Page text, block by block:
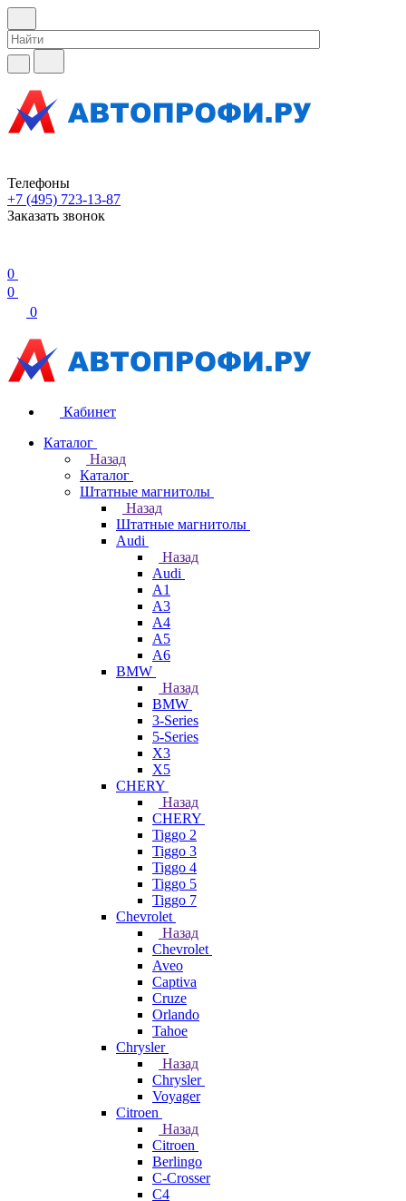
Телефоны
+7 (495) 723-13-87
Заказать звонок
0
0
0
Кабинет
Каталог
Назад
Каталог
Штатные магнитолы
Назад
Штатные магнитолы
Audi
Назад
Audi
A1
A3
A4
A5
A6
BMW
Назад
BMW
3-Series
5-Series
X3
X5
CHERY
Назад
CHERY
Tiggo 2
Tiggo 3
Tiggo 4
Tiggo 5
Tiggo 7
Chevrolet
Назад
Chevrolet
Aveo
Captiva
Cruze
Orlando
Tahoe
Chrysler
Назад
Chrysler
Voyager
Citroen
Назад
Citroen
Berlingo
C-Crosser
C4